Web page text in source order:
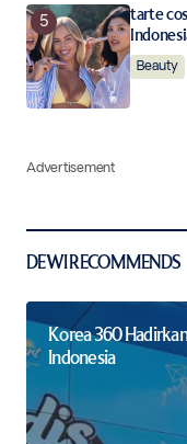
tarte
Beauty
Advertisement
DEWI RECOMMENDS
Korea 360
Indonesia